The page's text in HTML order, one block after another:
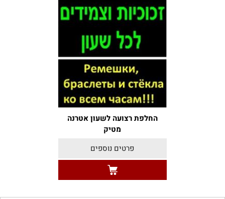
החלפת רצועה לשעון אטרנה
מטיק
פרטים נוספים